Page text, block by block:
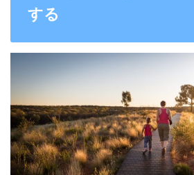
する